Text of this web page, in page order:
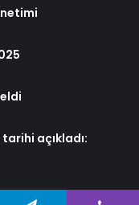
açıkladı: